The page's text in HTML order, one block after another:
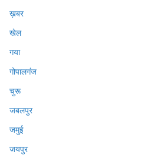
ख़बर
खेल
गया
गोपालगंज
चुरू
जबलपुर
जमुई
जयपुर